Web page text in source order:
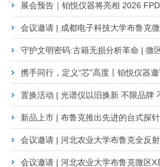
置换活动 | 光谱仪以旧换新 不限品牌